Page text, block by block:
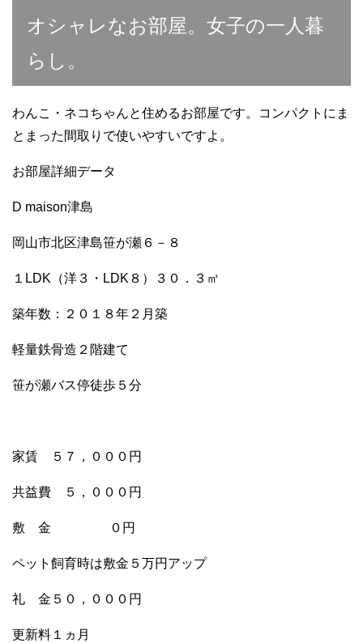
e
b
o
o
k
er
h
bl e
オシャレなお部屋。女子の一人暮
らし。
わんこ・ネコちゃんと住めるお部屋です。コンパクトにま
とまった間取りで使いやすいですよ。
お部屋詳細データ
D maison津島
岡山市北区津島笹が瀬６－８
１LDK（洋３・LDK８）３０．３㎡
築年数：２０１８年２月築
軽量鉄骨造２階建て
笹が瀬バス停徒歩５分
家賃 ５７，０００円
共益費 ５，０００円
敷 金 ０円
ペット飼育時は敷金５万円アップ
礼 金５０，０００円
更新料１ヵ月